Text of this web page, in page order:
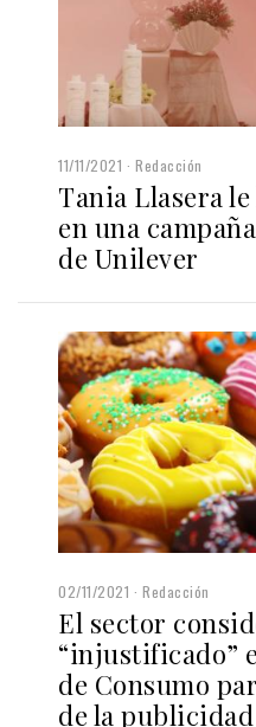
11/11/2021 Redacción
Tania Llasera
en una
de Unilever
02/11/2021 Redacción
El sector
“injustificado”
de Consumo
de la